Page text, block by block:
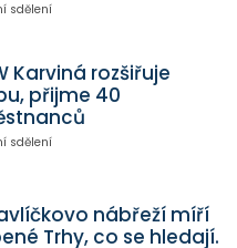
sdělení
Karviná rozšiřuje
přijme 40
sdělení
nábřeží míří
Trhy, co se hledají.